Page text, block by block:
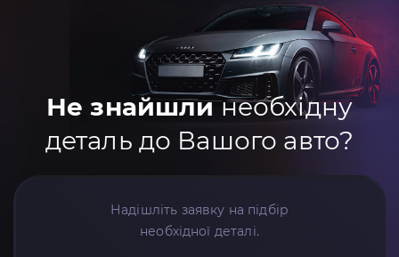
Не знайшлинеобхідну
деталь до Вашого авто?
Надішліть заявку на підбір
необхідної деталі.